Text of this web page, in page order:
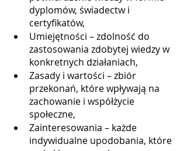
dyplomów, świadectw i
certyfikatów,
Umiejętności – zdolność do
zastosowania zdobytej wiedzy w
konkretnych działaniach,
Zasady i wartości – zbiór
przekonań, które wpływają na
zachowanie i współżycie
społeczne,
Zainteresowania – każde
indywidualne upodobania, które